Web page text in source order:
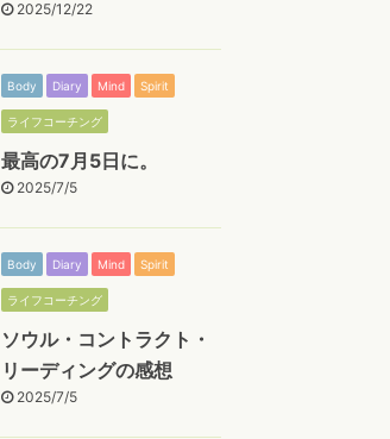
2025/12/22
Body Diary Mind Spirit
ライフコーチング
最高の7月5日に。
2025/7/5
Body Diary Mind Spirit
ライフコーチング
ソウル・コントラクト・
リーディングの感想
2025/7/5